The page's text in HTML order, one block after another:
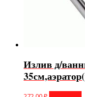
Излив д/